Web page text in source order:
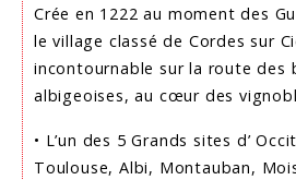
Crée en 1222 au moment des
le village classé de Cordes sur
incontournable sur la route des
albigeoises, au cœur des
• L’un des 5 Grands sites d’
Toulouse, Albi, Montauban,